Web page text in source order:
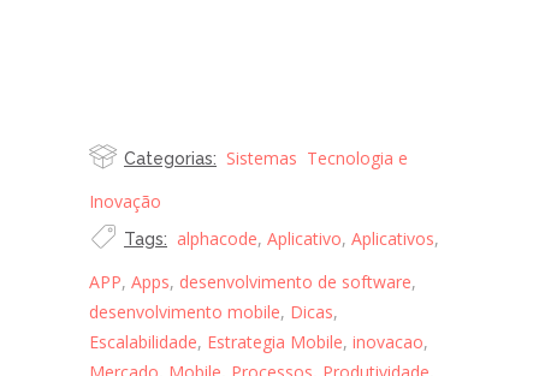
Categorias: Sistemas Tecnologia e
Inovação
Tags: alphacode, Aplicativo, Aplicativos,
APP, Apps, desenvolvimento de software,
desenvolvimento mobile, Dicas,
Escalabilidade, Estrategia Mobile, inovacao,